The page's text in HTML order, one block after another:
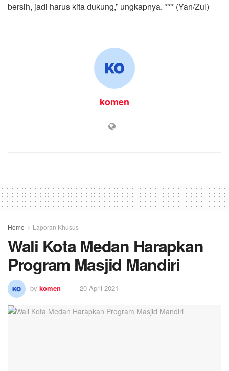
bersih, jadi harus kita dukung,” ungkapnya. *** (Yan/Zul)
komen
Home Laporan Khusus
Wali Kota Medan Harapkan
Program Masjid Mandiri
by komen 20 April 2021